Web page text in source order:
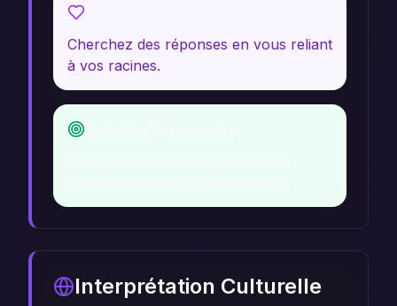
Cherchez des réponses en vous reliant
à vos racines.
Interprétation Culturelle